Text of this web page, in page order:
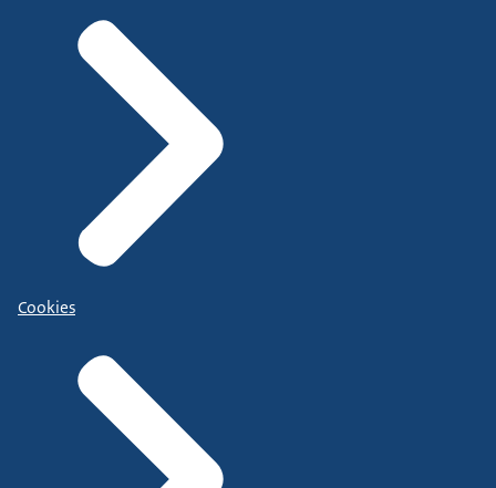
Cookies